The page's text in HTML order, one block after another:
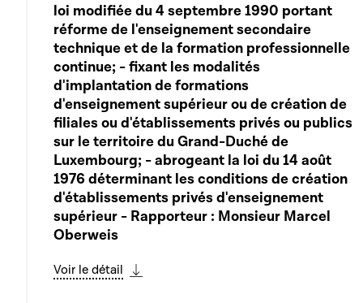
loi modifiée du 4 septembre 1990 portant
réforme de l'enseignement secondaire
technique et de la formation professionnelle
continue; - fixant les modalités
d'implantation de formations
d'enseignement supérieur ou de création de
filiales ou d'établissements privés ou publics
sur le territoire du Grand-Duché de
Luxembourg; - abrogeant la loi du 14 août
1976 déterminant les conditions de création
d'établissements privés d'enseignement
supérieur - Rapporteur : Monsieur Marcel
Oberweis
Voir le détail